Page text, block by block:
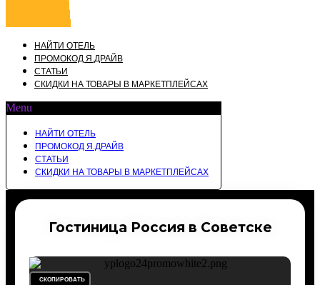
НАЙТИ ОТЕЛЬ
ПРОМОКОД Я.ДРАЙВ
СТАТЬИ
СКИДКИ НА ТОВАРЫ В МАРКЕТПЛЕЙСАХ
Menu
НАЙТИ ОТЕЛЬ
ПРОМОКОД Я.ДРАЙВ
СТАТЬИ
СКИДКИ НА ТОВАРЫ В МАРКЕТПЛЕЙСАХ
Гостиница Россия в Советске
СКОПИРОВАТЬ